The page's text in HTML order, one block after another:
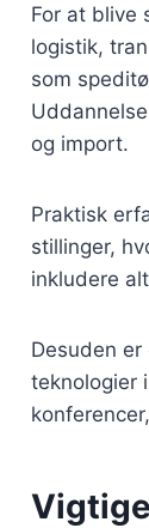
For at blive
logistik,
som
og import.
Praktisk
stillinger,
inkludere
Desuden
teknologier